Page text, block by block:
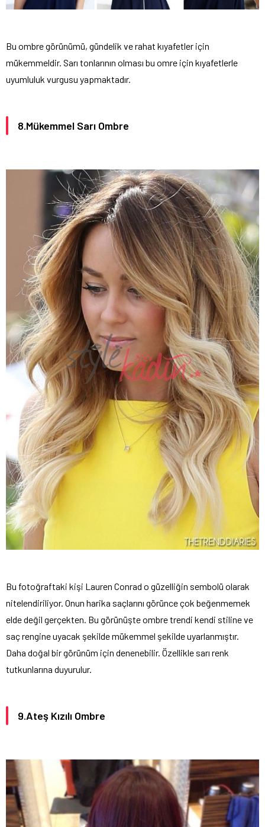
Bu ombre görünümü, gündelik ve rahat kıyafetler için
mükemmeldir. Sarı tonlarının olması bu omre için kıyafetlerle
uyumluluk vurgusu yapmaktadır.
8.Mükemmel Sarı Ombre
Bu fotoğraftaki kişi Lauren Conrad o güzelliğin sembolü olarak
nitelendiriliyor. Onun harika saçlarını görünce çok beğenmemek
elde değil gerçekten. Bu görünüşte ombre trendi kendi stiline ve
saç rengine uyacak şekilde mükemmel şekilde uyarlanmıştır.
Daha doğal bir görünüm için denenebilir. Özellikle sarı renk
tutkunlarına duyurulur.
9.Ateş Kızılı Ombre